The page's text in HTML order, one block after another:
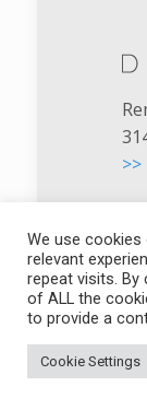
>>
We use
relevant
repeat visits. By
of ALL the
to provide a
Cookie Settings